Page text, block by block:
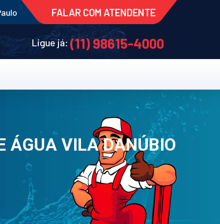
FALAR COM ATENDENTE
Ligue já: (11) 98615-4000
ÁGUA VILA DANÚBIO